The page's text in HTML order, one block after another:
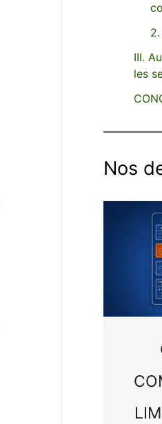
III.
les
Nos